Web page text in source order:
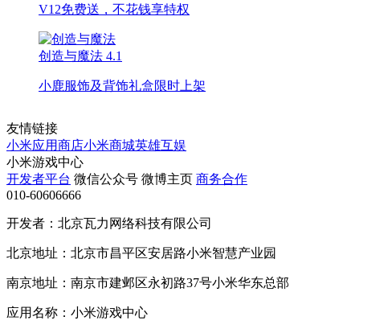
V12免费送，不花钱享特权
创造与魔法 4.1
小鹿服饰及背饰礼盒限时上架
友情链接
小米应用商店小米商城英雄互娱
小米游戏中心
开发者平台 微信公众号 微博主页 商务合作
010-60606666
开发者：北京瓦力网络科技有限公司
北京地址：北京市昌平区安居路小米智慧产业园
南京地址：南京市建邺区永初路37号小米华东总部
应用名称：小米游戏中心